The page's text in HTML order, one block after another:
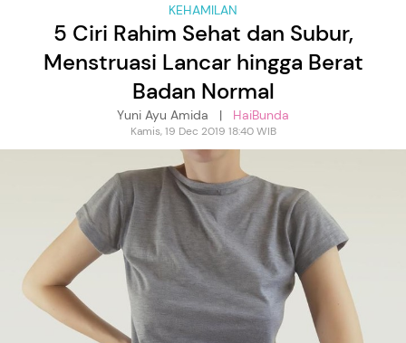
KEHAMILAN
5 Ciri Rahim Sehat dan Subur,
Menstruasi Lancar hingga Berat
Badan Normal
Yuni Ayu Amida | HaiBunda
Kamis, 19 Dec 2019 18:40 WIB